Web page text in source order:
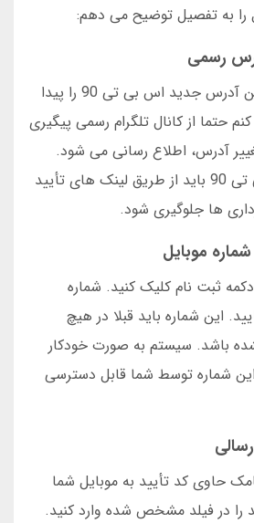
را به تفصیل توضیح می دهم:
رسمی
برای شروع، باید آخرین آدرس جدید اس بی تی 90 را پیدا
حتما از کانال تلگرام رسمی پیگیری
آدرس، اطلاع رسانی می شود.
ورود به سایت اس بی تی 90 باید از طریق لینک های تأیید
ها جلوگیری شود.
موبایل
ثبت نام کلیک کنید. شماره
این شماره باید قبلا در هیچ
باشد. سیستم به صورت خودکار
شماره توسط شما قابل دسترسی
پیامک حاوی کد تأیید به موبایل شما
را در فیلد مشخص شده وارد کنید.